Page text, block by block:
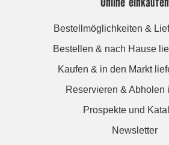
Bestellmöglichkeiten &
Bestellen & nach Hause
Kaufen & in den Markt
Reservieren & Abholen
Prospekte und
Newsletter